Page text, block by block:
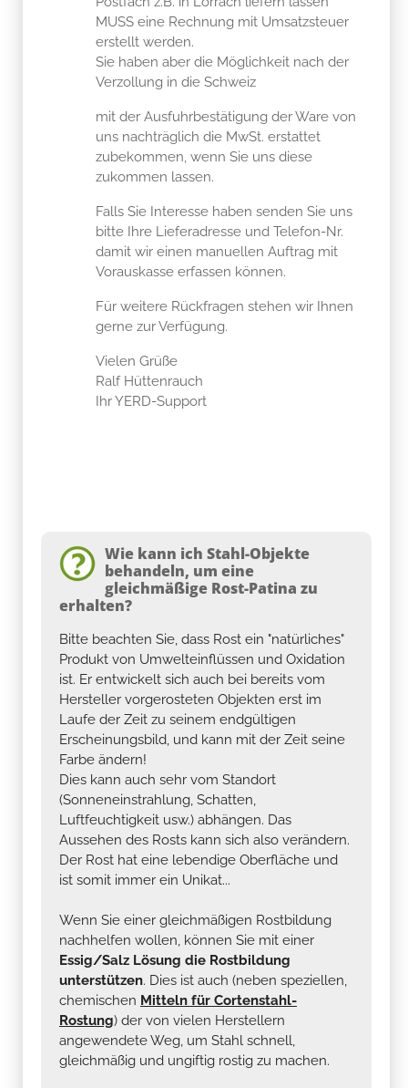
Sie haben aber die Möglichkeit nach der
Verzollung in die Schweiz
mit der Ausfuhrbestätigung der Ware von
uns nachträglich die MwSt. erstattet
zubekommen, wenn Sie uns diese
zukommen lassen.
Falls Sie Interesse haben senden Sie uns
damit wir einen manuellen Auftrag mit
Vorauskasse erfassen können.
Für weitere Rückfragen stehen wir Ihnen
Vielen Grüße
Ralf Hüttenrauch
Ihr YERD-Support
gleichmäßige Rost-Patina zu
erhalten?
Bitte beachten Sie, dass Rost ein "natürliches"
Produkt von Umwelteinflüssen und Oxidation
ist. Er entwickelt sich auch bei bereits vom
Hersteller vorgerosteten Objekten erst im
Laufe der Zeit zu seinem endgültigen
Erscheinungsbild, und kann mit der Zeit seine
Farbe ändern!
Dies kann auch sehr vom Standort
(Sonneneinstrahlung, Schatten,
Luftfeuchtigkeit usw.) abhängen. Das
Aussehen des Rosts kann sich also verändern.
Der Rost hat eine lebendige Oberfläche und
ist somit immer ein Unikat...
Wenn Sie einer gleichmäßigen Rostbildung
Essig/Salz Lösung die Rostbildung
unterstützen. Dies ist auch (neben speziellen,
chemischen Mitteln für Cortenstahl-
Rostung) der von vielen Herstellern
angewendete Weg, um Stahl schnell,
gleichmäßig und ungiftig rostig zu machen.
Verwenden Sie hierfür250ml Speise-Essig